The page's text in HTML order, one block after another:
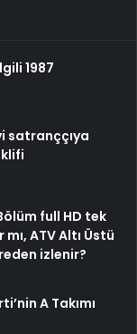
1987
satranççıya
full HD tek
ATV Altı Üstü
izlenir?
A Takımı